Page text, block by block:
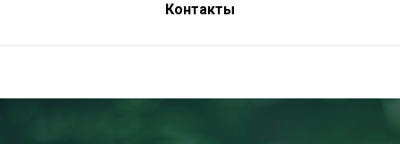
Контакты